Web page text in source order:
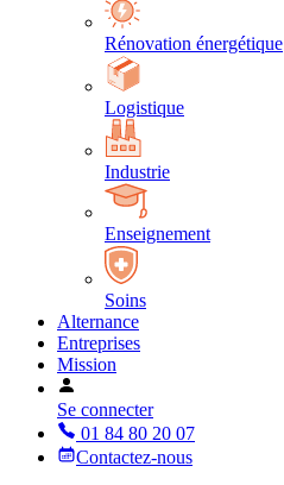
Rénovation énergétique
Logistique
Industrie
Enseignement
Soins
Alternance
Entreprises
Mission
Se connecter
01 84 80 20 07
Contactez-nous